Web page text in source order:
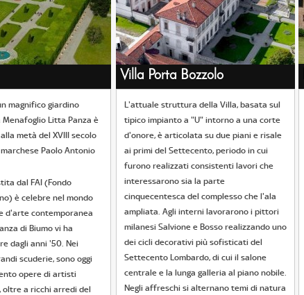
Villa Porta Bozzolo
magnifico giardino
Litta Panza è
metà del XVIII secolo
Paolo Antonio
dal FAI (Fondo
è celebre nel mondo
d'arte contemporanea
di Biumo vi ha
dagli anni '50. Nei
scuderie, sono oggi
opere di artisti
oltre a ricchi arredi del
L'attuale struttura della Villa, basata sul
tipico impianto a "U" intorno a una corte
d'onore, è articolata su due piani e risale
ai primi del Settecento, periodo in cui
furono realizzati consistenti lavori che
interessarono sia la parte
cinquecentesca del complesso che l'ala
ampliata. Agli interni lavorarono i pittori
milanesi Salvione e Bosso realizzando uno
dei cicli decorativi più sofisticati del
Settecento Lombardo, di cui il salone
centrale e la lunga galleria al piano nobile.
Negli affreschi si alternano temi di natura